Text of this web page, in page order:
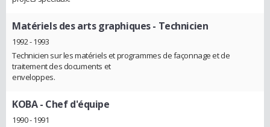
Matériels des arts graphiques- Technicien
1992 - 1993
Technicien sur les matériels et programmes de façonnage et de
traitement des documents et
enveloppes.
KOBA- Chef d'équipe
1990 - 1991